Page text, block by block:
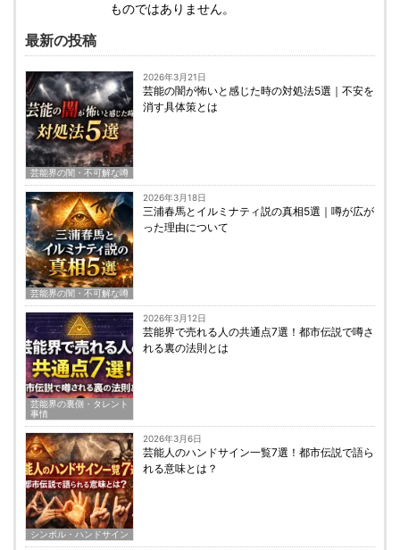
ものではありません。
最新の投稿
芸能界の闇・不可解な噂
2026年3月21日
芸能の闇が怖いと感じた時の対処法5選｜不安を
消す具体策とは
芸能界の闇・不可解な噂
2026年3月18日
三浦春馬とイルミナティ説の真相5選｜噂が広が
った理由について
芸能界の裏側・タレント
事情
2026年3月12日
芸能界で売れる人の共通点7選！都市伝説で噂さ
れる裏の法則とは
シンボル・ハンドサイン
2026年3月6日
芸能人のハンドサイン一覧7選！都市伝説で語ら
れる意味とは？